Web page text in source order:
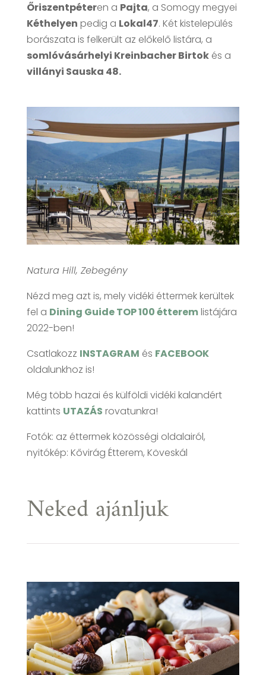
Őriszentpéteren a Pajta, a Somogy megyei
Kéthelyen pedig a Lokal47. Két kistelepülés
borászata is felkerült az előkelő listára, a
somlóvásárhelyi Kreinbacher Birtokés a
villányi Sauska 48.
Natura Hill, Zebegény
Nézd meg azt is, mely vidéki éttermek kerültek
fel a Dining Guide TOP 100 étteremlistájára
2022-ben!
Csatlakozz INSTAGRAM és FACEBOOK
oldalunkhoz is!
Még több hazai és külföldi vidéki kalandért
kattints UTAZÁS rovatunkra!
Fotók: az éttermek közösségi oldalairól,
nyitókép: Kővirág Étterem, Köveskál
Neked ajánljuk